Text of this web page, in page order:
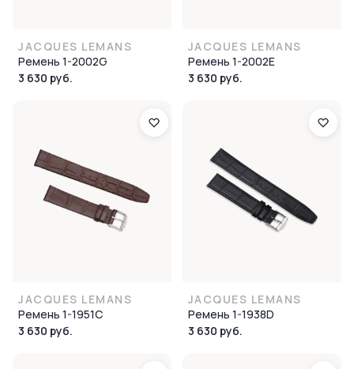
JACQUES LEMANS
Ремень 1-2002G
3 630 руб.
JACQUES LEMANS
Ремень 1-2002E
3 630 руб.
JACQUES LEMANS
Ремень 1-1951C
3 630 руб.
JACQUES LEMANS
Ремень 1-1938D
3 630 руб.